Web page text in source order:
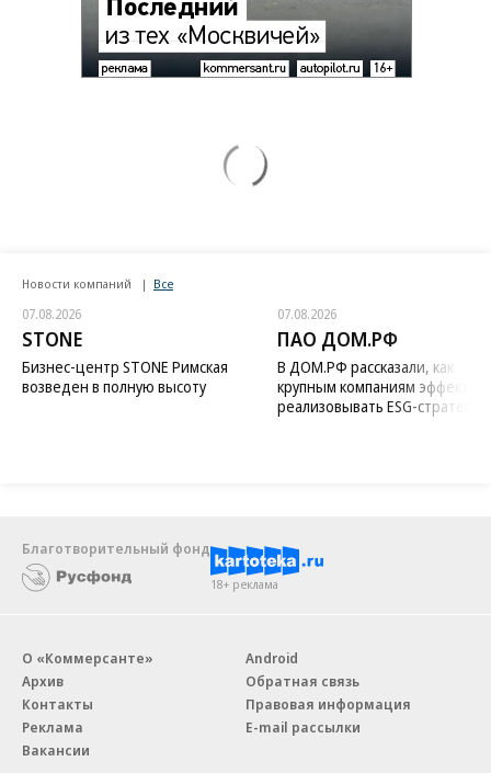
Новости компаний Все
07.08.2026
STONE
Бизнес-центр STONE Римская
возведен в полную высоту
07.08.2026
ПАО ДОМ.РФ
В ДОМ.РФ рассказали, как
крупным компаниям
реализовывать ESG-стратегию
Благотворительный фонд
18+ реклама
О «Коммерсанте»
Архив
Контакты
Реклама
Вакансии
Android
Обратная связь
Правовая информация
E-mail рассылки